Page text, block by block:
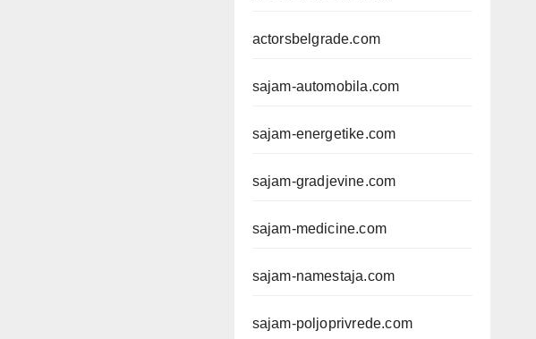
actorsbelgrade.com
sajam-automobila.com
sajam-energetike.com
sajam-gradjevine.com
sajam-medicine.com
sajam-namestaja.com
sajam-poljoprivrede.com